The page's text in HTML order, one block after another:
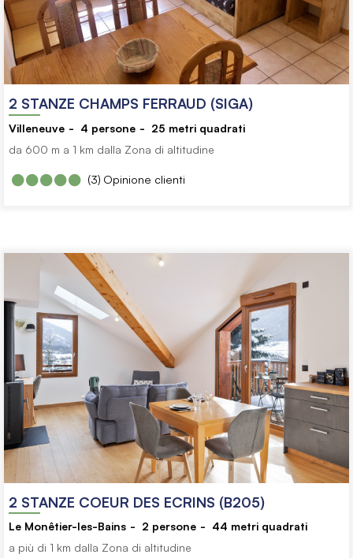
2 STANZE CHAMPS FERRAUD (SIGA)
Villeneuve 4 persone 25 metri quadrati
da 600 m a 1 km dalla Zona di altitudine
Opinione clienti
(3)
2 STANZE COEUR DES ECRINS (B205)
Le Monêtier-les-Bains 2 persone 44 metri quadrati
a più di 1 km dalla Zona di altitudine